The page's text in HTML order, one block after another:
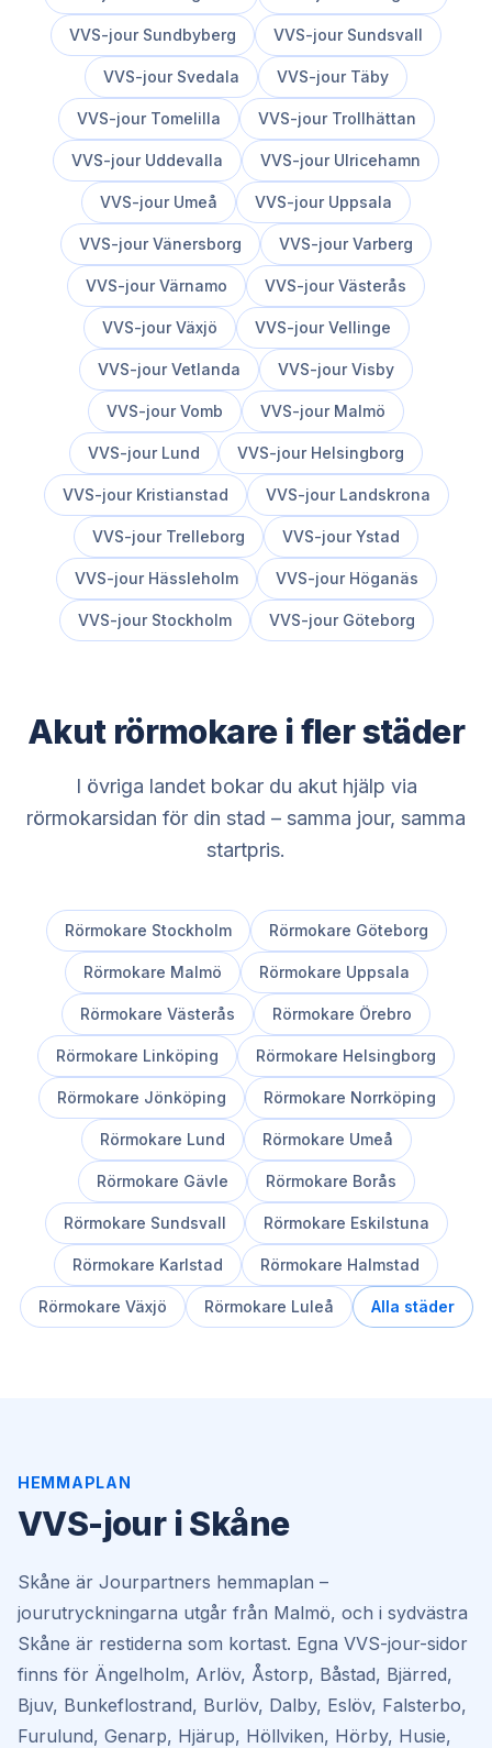
VVS-jour Sundbyberg VVS-jour Sundsvall
VVS-jour Svedala VVS-jour Täby
VVS-jour Tomelilla VVS-jour Trollhättan
VVS-jour Uddevalla VVS-jour Ulricehamn
VVS-jour Umeå VVS-jour Uppsala
VVS-jourVänersborg VVS-jourVarberg
VVS-jourVärnamo VVS-jourVästerås
VVS-jourVäxjö VVS-jourVellinge
VVS-jourVetlanda VVS-jourVisby
VVS-jourVomb VVS-jour Malmö
VVS-jour Lund VVS-jour Helsingborg
VVS-jour Kristianstad VVS-jour Landskrona
VVS-jour Trelleborg VVS-jourYstad
VVS-jour Hässleholm VVS-jour Höganäs
VVS-jour Stockholm VVS-jour Göteborg
Akut rörmokare i fler städer
I övriga landet bokar du akut hjälp via
rörmokarsidan för din stad – samma jour, samma
startpris.
Rörmokare Stockholm Rörmokare Göteborg
Rörmokare Malmö Rörmokare Uppsala
Rörmokare Västerås Rörmokare Örebro
Rörmokare Linköping Rörmokare Helsingborg
Rörmokare Jönköping Rörmokare Norrköping
Rörmokare Lund Rörmokare Umeå
Rörmokare Gävle Rörmokare Borås
Rörmokare Sundsvall Rörmokare Eskilstuna
Rörmokare Karlstad Rörmokare Halmstad
Rörmokare Växjö Rörmokare Luleå Alla städer
HEMMAPLAN
VVS-jour i Skåne
Skåne är Jourpartners hemmaplan –
jourutryckningarna utgår från Malmö, och i sydvästra
Skåne är restiderna som kortast. Egna VVS-jour-sidor
finns för Ängelholm, Arlöv, Åstorp, Båstad, Bjärred,
Bjuv, Bunkeflostrand, Burlöv, Dalby, Eslöv, Falsterbo,
Furulund, Genarp, Hjärup, Höllviken, Hörby, Husie,